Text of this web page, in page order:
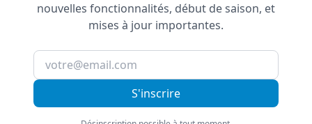
nouvelles fonctionnalités, début de saison, et
mises à jour importantes.
S'inscrire